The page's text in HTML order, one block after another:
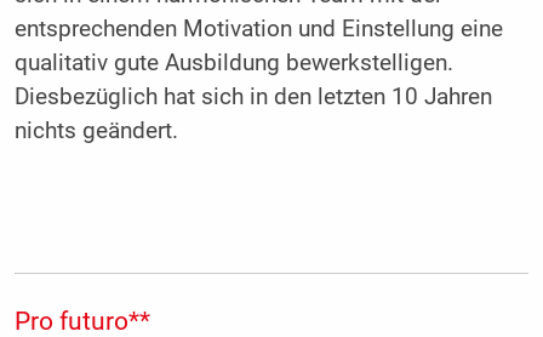
entsprechenden Motivation und Einstellung eine
qualitativ gute Ausbildung bewerkstelligen.
Diesbezüglich hat sich in den letzten 10 Jahren
nichts geändert.
Pro futuro**